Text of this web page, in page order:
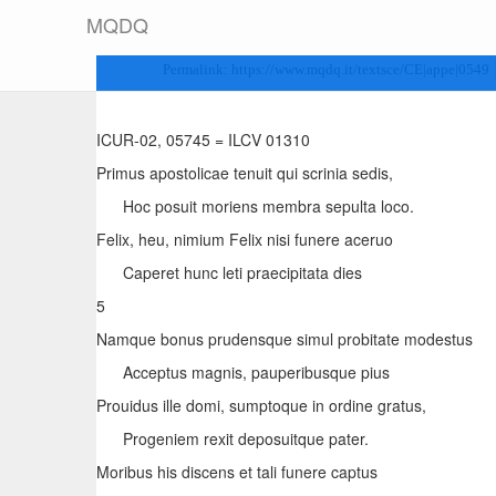
MQDQ
ICUR-02, 05745 = ILCV 01310
Primus apostolicae tenuit qui scrinia sedis,
Hoc posuit moriens membra sepulta loco.
Felix, heu, nimium Felix nisi funere aceruo
Caperet hunc leti praecipitata dies
5
Namque bonus prudensque simul probitate modestus
Acceptus magnis, pauperibusque pius
Prouidus ille domi, sumptoque in ordine gratus,
Progeniem rexit deposuitque pater.
Moribus his discens et tali funere captus